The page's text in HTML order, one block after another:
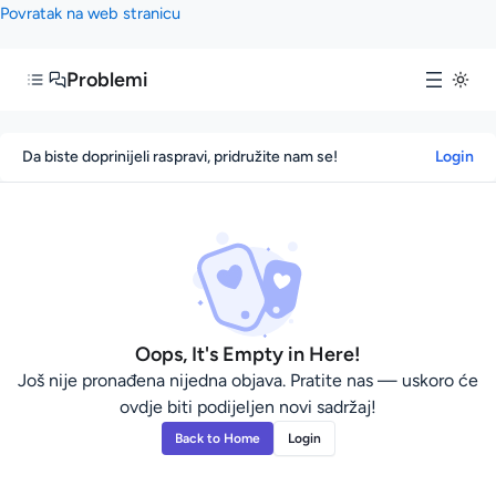
Povratak na web stranicu
Problemi
Da biste doprinijeli raspravi, pridružite nam se! Login
Oops, It's Empty in Here!
Još nije pronađena nijedna objava. Pratite nas — uskoro će
ovdje biti podijeljen novi sadržaj!
Back to Home Login